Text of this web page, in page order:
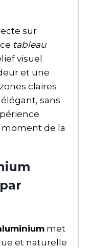
sur
tableau
visuel
et une
claires
sans
de la
met
et naturelle